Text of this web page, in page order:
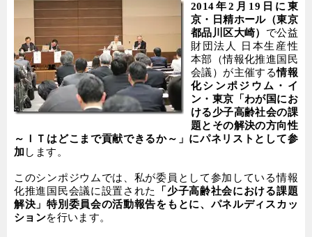
2014年2 月 19 日に東
京・日精ホール（東京
都品川区大崎） で公益
財団法人 日本生産性
本部（情報化推進国民
会議）が主催する情報
化シンポジウム・イ
ン・東京「わが国にお
ける少子高齢社会の課
題とその解決の方向性
～ＩＴはどこまで貢献できるか～」にパネリストとして参
加 します。
このシンポジウムでは、私が委員として参加している情報
化推進国民会議に設置された
「少子高齢社会における課題
解決」特別委員会の活動報告をもとに、パネルディスカッ
ションを行います。